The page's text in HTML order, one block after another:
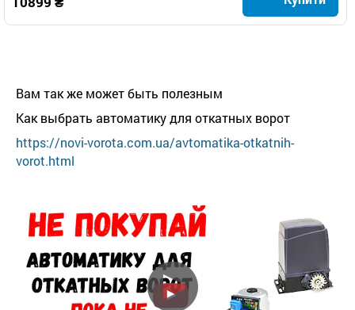
Вам так же может быть полезным
Как выбрать автоматику для откатных ворот
https://novi-vorota.com.ua/avtomatika-otkatnih-
vorot.html